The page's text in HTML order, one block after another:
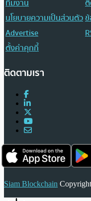
ทีมงาน
นโยบายความเป็นส่วนตัว
Advertise
ตั้งค่าคุกกี้
ติดตามเรา
Siam Blockchain